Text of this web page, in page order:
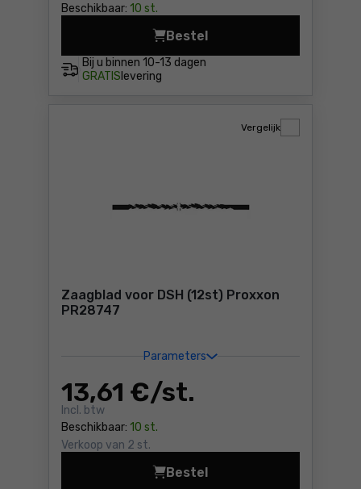
Beschikbaar: 10 st.
Bij u binnen 10-13 dagen
GRATIS levering
Bestel
Zaagblad voor DSH (12st) Proxxon
PR28747
Parameters
13,61 €/ st.
Incl. btw
Beschikbaar: 10 st.
Verkoop van 2 st.
Vergelijk
Bestel